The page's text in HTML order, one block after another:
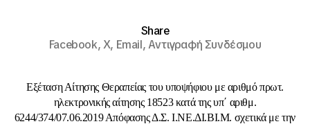
Share
Facebook,X, Email,Αντιγραφή Συνδέσμου
Εξέταση Αίτησης Θεραπείας του υποψήφιου με αριθμό πρωτ.
ηλεκτρονικής αίτησης 18523 κατά της υπ΄ αριθμ.
6244/374/07.06.2019 Απόφασης Δ.Σ. Ι.ΝΕ.ΔΙ.ΒΙ.Μ. σχετικά με την